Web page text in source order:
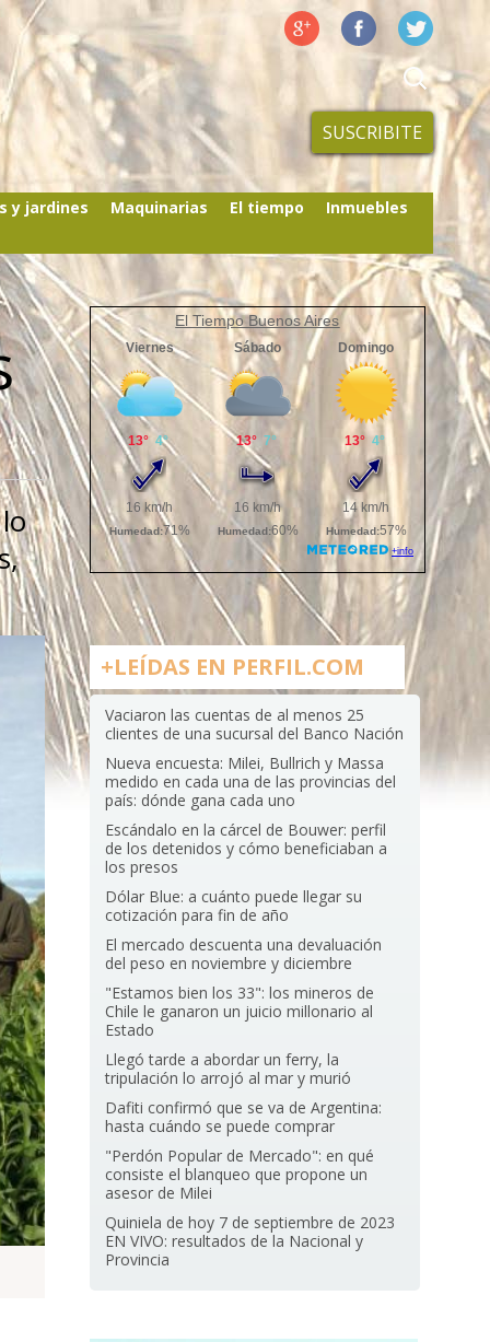
SUSCRIBITE
y jardines Maquinarias El tiempo
Inmuebles
El Tiempo Buenos Aires
+LEÍDAS EN PERFIL.COM
Vaciaron las cuentas de al menos 25
clientes de una sucursal del Banco Nación
Nueva encuesta: Milei, Bullrich y Massa
medido en cada una de las provincias del
país: dónde gana cada uno
Escándalo en la cárcel de Bouwer: perfil
de los detenidos y cómo beneficiaban a
los presos
Dólar Blue: a cuánto puede llegar su
cotización para fin de año
El mercado descuenta una devaluación
del peso en noviembre y diciembre
"Estamos bien los 33": los mineros de
Chile le ganaron un juicio millonario al
Estado
Llegó tarde a abordar un ferry, la
tripulación lo arrojó al mar y murió
Dafiti confirmó que se va de Argentina:
hasta cuándo se puede comprar
"Perdón Popular de Mercado": en qué
consiste el blanqueo que propone un
asesor de Milei
Quiniela de hoy 7 de septiembre de 2023
EN VIVO: resultados de la Nacional y
Provincia